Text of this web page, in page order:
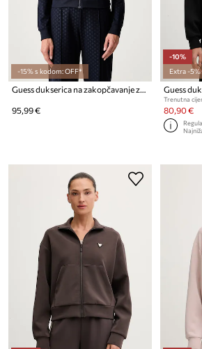
-15% s kodom: OFF*
Guess dukserica na zakopčavanje za žene ARIEL
95,99 €
-10%
Extra -
Trenutna
80,90 €